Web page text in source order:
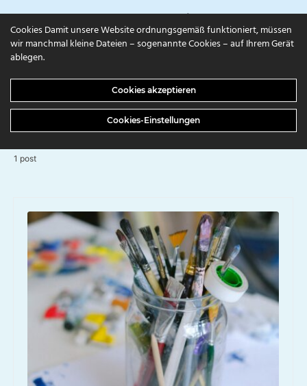
campuls.online
Selbermachen
1 post
Cookies Damit unsere Website ordnungsgemäß funktioniert, müssen
wir manchmal kleine Dateien – sogenannte Cookies – auf Ihrem Gerät
ablegen.
Cookies akzeptieren
Cookies-Einstellungen